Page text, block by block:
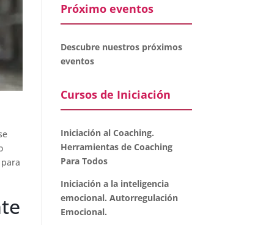
Próximo eventos
Descubre nuestros próximos
eventos
Cursos de Iniciación
Iniciación al Coaching.
Herramientas de Coaching
Para Todos
Iniciación a la inteligencia
emocional. Autorregulación
Emocional.